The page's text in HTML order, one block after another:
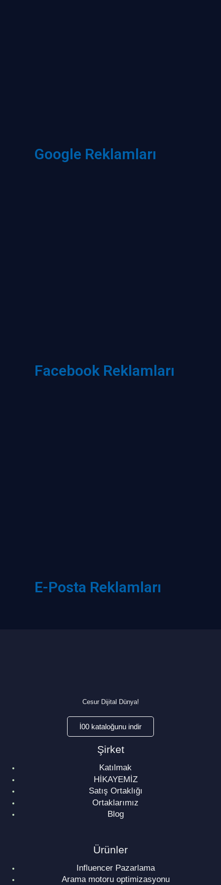
Google Reklamları
Facebook Reklamları
E-Posta Reklamları
Cesur Dijital Dünya!
İ00 kataloğunu indir
Şirket
Katılmak
HİKAYEMİZ
Satış Ortaklığı
Ortaklarımız
Blog
Ürünler
Influencer Pazarlama
Arama motoru optimizasyonu